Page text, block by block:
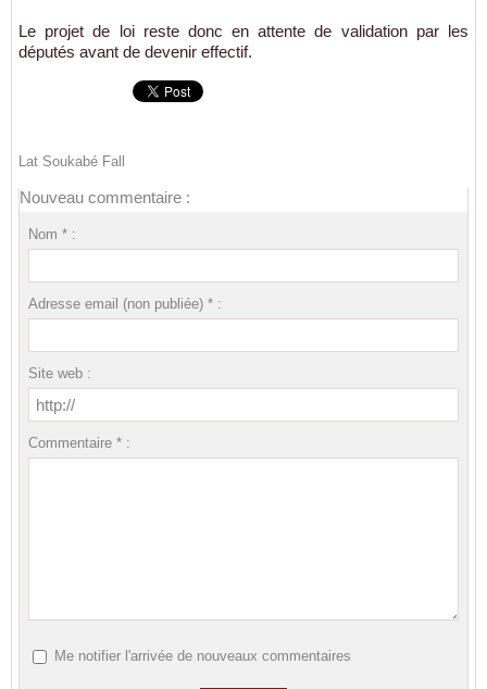
Le projet de loi reste donc en attente de validation par les
députés avant de devenir effectif.
Lat Soukabé Fall
Nouveau commentaire :
Nom * :
Adresse email (non publiée) * :
Site web :
Commentaire * :
Me notifier l'arrivée de nouveaux commentaires